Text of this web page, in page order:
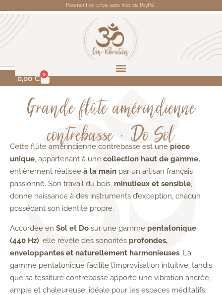
Paiement en 4 fois sans frais via PayPal
0,00€ 0
Grande flûte amérindienne
contrebasse • Do Sol
Cette flûte amérindienne contrebasse est une pièce
unique, appartenant à une collection haut de gamme,
entièrement réalisée à la main par un artisan français
passionné. Son travail du bois, minutieux et sensible,
donne naissance à des instruments d’exception, chacun
possédant son identité propre.
Accordée en Sol et Do sur une gamme pentatonique
(440 Hz), elle révèle des sonorités profondes,
enveloppantes et naturellement harmonieuses. La
gamme pentatonique facilite l’improvisation intuitive, tandis
que sa tessiture contrebasse apporte une vibration ancrée,
ample et chaleureuse, idéale pour les espaces méditatifs,